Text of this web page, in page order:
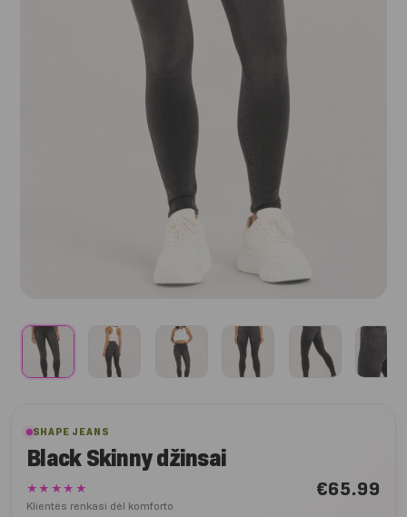
SHAPE JEANS
Black Skinny džinsai
★★★★★
Klientės renkasi dėl komforto
€65.99